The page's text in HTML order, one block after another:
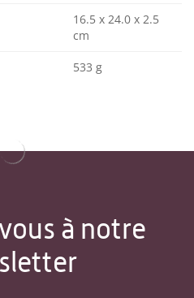
16.5 x 24.0 x 2.5
cm
533 g
à notre